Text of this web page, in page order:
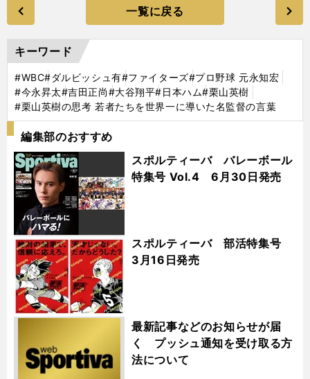
一覧に戻る
キーワード
#WBC#ダルビッシュ有#ファイターズ#プロ野球 元永知宏
#今永昇太#吉田正尚#大谷翔平#日本ハム#栗山英樹
#栗山英樹の思考 若者たちを世界一に導いた名監督の言葉
編集部のおすすめ
スポルティーバ バレーボール
特集号 Vol.4 6月30日発売
スポルティーバ 部活特集号
3月16日発売
最新記事などのお知らせが届
く プッシュ通知を受け取る方
法について